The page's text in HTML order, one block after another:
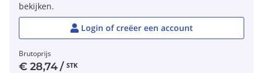
bekijken.
Login of creëer een account
Brutoprijs
€28,74/ STK